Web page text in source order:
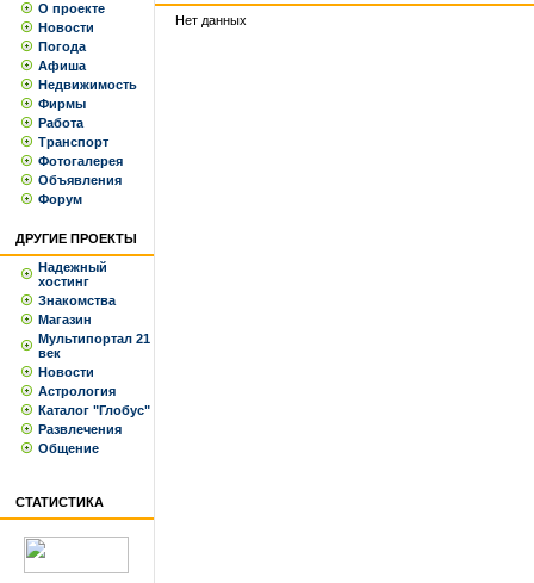
О проекте
Новости
Погода
Афиша
Недвижимость
Фирмы
Работа
Транспорт
Фотогалерея
Объявления
Форум
ДРУГИЕ ПРОЕКТЫ
Надежный
хостинг
Знакомства
Магазин
Мультипортал 21
век
Новости
Астрология
Каталог "Глобус"
Развлечения
Общение
СТАТИСТИКА
Нет данных